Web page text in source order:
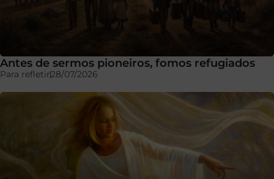
Antes de sermos pioneiros, fomos refugiados
Para refletir28/07/2026